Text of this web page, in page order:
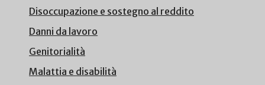
Disoccupazione e sostegno al reddito
Danni da lavoro
Genitorialità
Malattia e disabilità